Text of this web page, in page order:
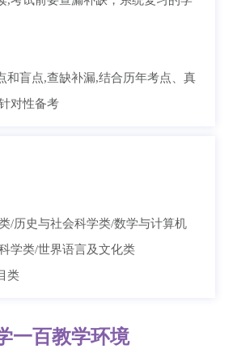
和盲点,查缺补漏,结合历年考点、真
对性备考
/历史与社会科学类/数学与计算机
学类/世界语言及文化类
类
一百教学环境